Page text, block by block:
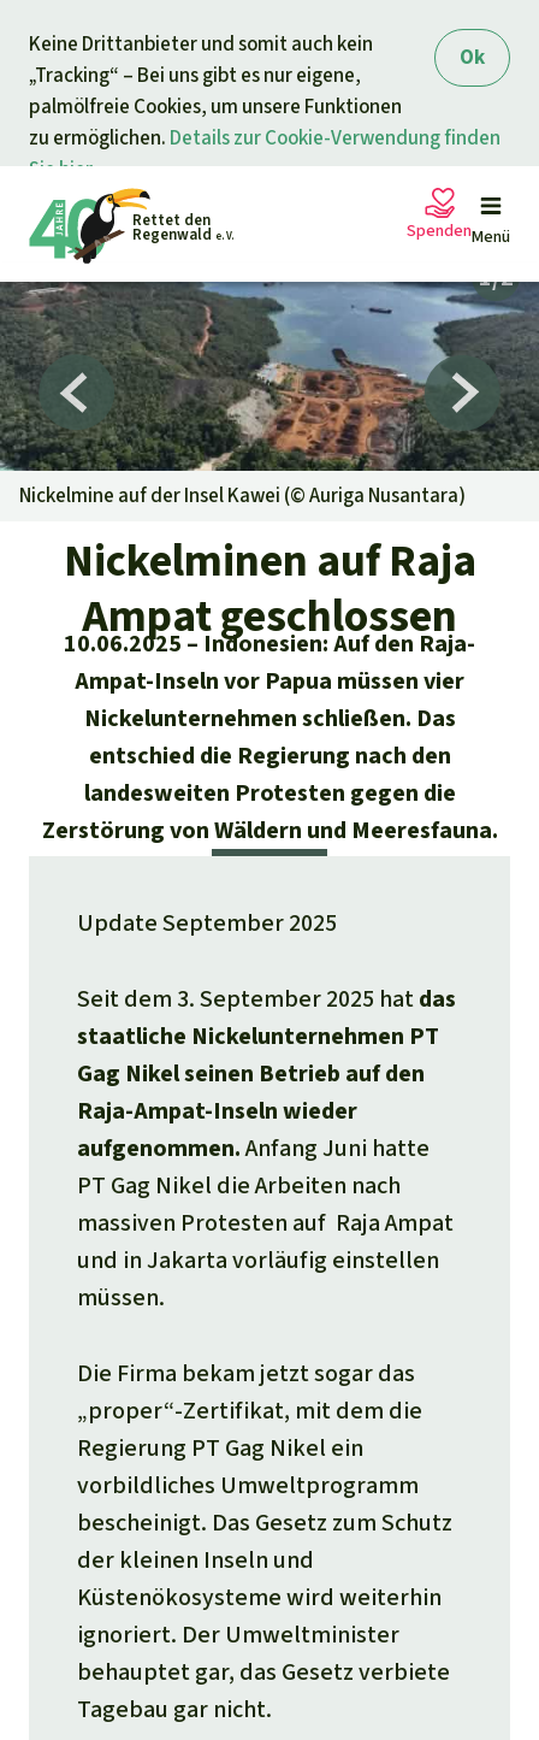
Ok
Keine Drittanbieter und somit auch kein
„Tracking“ – Bei uns gibt es nur eigene,
palmölfreie Cookies, um unsere Funktionen
zu ermöglichen. Details zur Cookie-Verwendung finden
Sie hier.
springen
Rettet den
Regenwald e. V. Menü
Petitionen
Projekte
Informieren
Aktuelles
Alle News
Kids
Newsletter­anmeldung
Unsere Themen
Der Regenwald
Klima
Biodiversität
Schutzgebiete
Palmöl
Biokraftstoff
Tropenholz
Aluminium
Gold
Fleisch und Soja
Wilderei
Staudämme
Straßen
Regenwald Report
Aktuelle Ausgabe
01/2026
04/2025
03/2025
01/2025
Ältere Ausgaben
Erfolge
Shop
Überuns
Über uns
Der Verein
Stiftung
Kontakt
Transparenz
Medien
Widget einbinden
Banner einbinden
Freianzeigen
Suche
English
Español
Français
Italiano
Português
Indonesia
Spenden
Ihre Spende hilft
Allgemeine Spende
Dringender Spendenaufruf
Regenwald-Urkunden
Fragen & Antworten
Testament
SpendenkontoRettet den
Regenwald e. V.
DE11 4306 09672025054100
GENODEM1GLS
IBAN kopieren
Spenden für ein Thema
Tierschutz
Waldschutz
Schutz von Indigenen
Spenden für eine Region
Südostasien
Afrika
Lateinamerika
Nickelmine auf der Insel Kawei (©Auriga Nusantara)
Nickelminen auf Raja
Ampat geschlossen
10.06.2025
Indonesien: Auf den Raja-
Ampat-Inseln vor Papua müssen vier
Nickelunternehmen schließen. Das
entschied die Regierung nach den
landesweiten Protesten gegen die
Zerstörung von Wäldern und Meeresfauna.
Update September 2025
Seit dem 3. September 2025 hatdas
staatliche Nickelunternehmen PT
Gag Nikel seinen Betrieb auf den
Raja-Ampat-Inseln wieder
aufgenommen.Anfang Juni hatte
PT Gag Nikel die Arbeiten nach
massiven Protesten auf Raja Ampat
und in Jakarta vorläufig einstellen
müssen.
Die Firma bekam jetzt sogar das
„proper“-Zertifikat, mit dem die
Regierung PT Gag Nikel ein
vorbildliches Umweltprogramm
bescheinigt. Das Gesetz zum Schutz
der kleinen Inseln und
Küstenökosysteme wird weiterhin
ignoriert. Der Umweltminister
behauptet gar, das Gesetz verbiete
Tagebau gar nicht.